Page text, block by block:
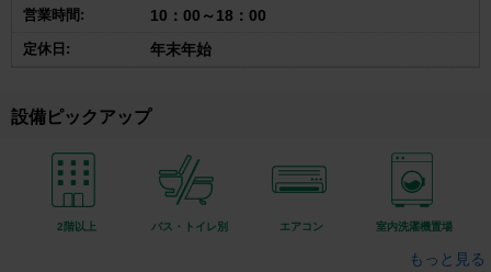
営業時間: 10：00～18：00
定休日: 年末年始
設備ピックアップ
2階以上 バス・トイレ別 エアコン 室内洗濯機置場
もっと見る